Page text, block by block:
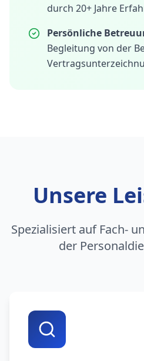
durch 20+ Jahre
Persönliche
Begleitung von der
Unsere
Spezialisiert auf Fach-
der